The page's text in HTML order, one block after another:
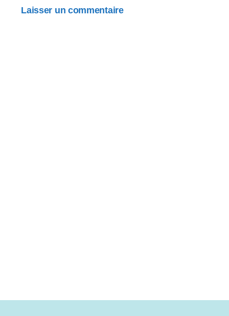
Laisser un commentaire